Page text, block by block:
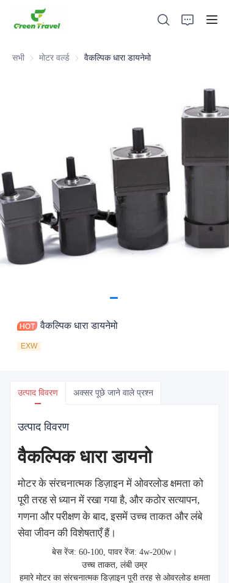
सभी मोटर वर्ल्ड मोटर वर्ल्ड
वैकल्पिक धारा डायनेमो
वैकल्पिक धारा डायनेमो
EXW
उत्पाद विवरण अक्सर पूछे जाने वाले प्रश्न
उत्पाद विवरण
वैकल्पिक धारा डायनो
मोटर के संरचनात्मक डिज़ाइन में ओवरलोड क्षमता को
पूरी तरह से ध्यान में रखा गया है, और कठोर सत्यापन,
गणना और परीक्षण के बाद, इसमें उच्च ताकत और लंबे
सेवा जीवन की विशेषताएँ हैं।
बेस रेंज: 60-100, पावर रेंज: 4w-200w।
उच्च ताकत, लंबी उम्र
हमारे मोटर का संरचनात्मक डिज़ाइन पूरी तरह से ओवरलोड क्षमता
समाचार और सहयोग मामले
विनिर्माण आधार और प्रक्रिया
सहायता